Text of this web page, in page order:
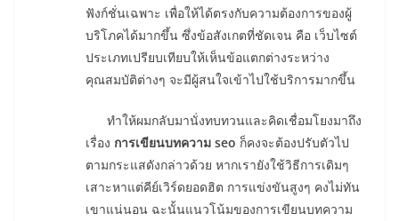
ฟังก์ชั่นเฉพาะ เพื่อให้ได้ตรงกับความต้องการของผู้
บริโภคได้มากขึ้น ซึ่งข้อสังเกตที่ชัดเจน คือ เว็บไซต์
ประเภทเปรียบเทียบให้เห็นข้อแตกต่างระหว่าง
คุณสมบัติต่างๆ จะมีผู้สนใจเข้าไปใช้บริการมากขึ้น
ทำให้ผมกลับมานั่งทบทวนและคิดเชื่อมโยงมาถึง
เรื่อง การเขียนบทความ seo ก็คงจะต้องปรับตัวไป
ตามกระแสดังกล่าวด้วย หากเรายังใช้วิธีการเดิมๆ
เสาะหาแต่คีย์เวิร์ดยอดฮิต การแข่งขันสูงๆ คงไม่ทัน
เขาแน่นอน ฉะนั้นแนวโน้มของการเขียนบทความ